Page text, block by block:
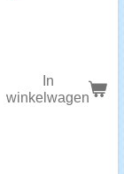
In
winkelwagen